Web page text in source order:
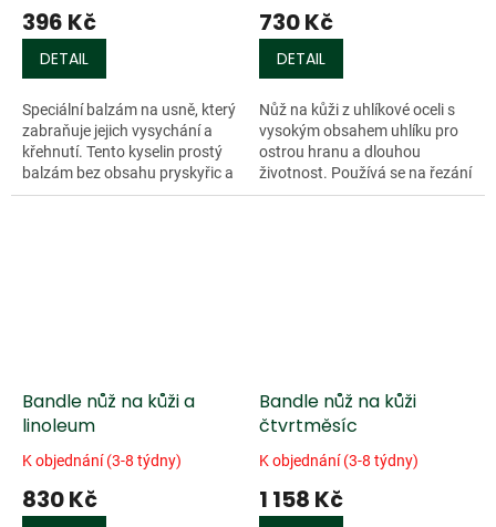
396 Kč
DETAIL
Speciální balzám na usně, který
zabraňuje jejich vysychání a
křehnutí. Tento kyselin prostý
balzám bez obsahu pryskyřic a
s přídavkem včelího vosku
730 Kč
DETAIL
Nůž na kůži z uhlíkové oceli s
vysokým obsahem uhlíku pro
ostrou hranu a dlouhou
životnost. Používá se na řezání
kůže....
Bandle nůž na kůži a
linoleum
K objednání (3-8 týdny)
830 Kč
Bandle nůž na kůži
čtvrtměsíc
K objednání (3-8 týdny)
1 158 Kč